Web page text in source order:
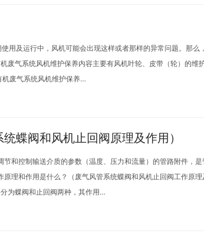
用及运行中，风机可能会出现这样或者那样的异常问题。那
气系统风机维护保养内容主要有风机叶轮、皮带（轮）的
机废气系统风机维护保养…
蝶阀和风机止回阀原理及作用）
和控制输送介质的参数（温度、压力和流量）的管路附件，
理和作用是什么？（废气风管系统蝶阀和风机止回阀工作原
为蝶阀和止回阀两种，其作用…